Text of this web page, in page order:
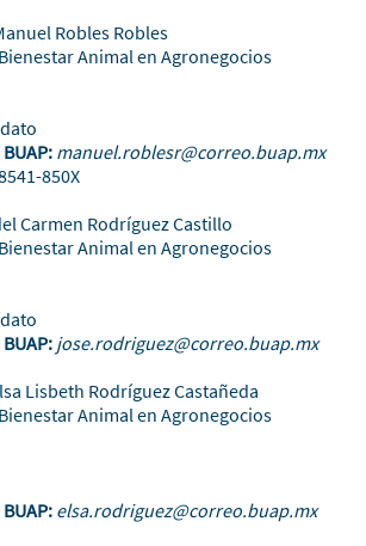
Robles Robles
Animal en Agronegocios
manuel.roblesr@correo.buap.mx
850X
Carmen Rodríguez Castillo
Animal en Agronegocios
jose.rodriguez@correo.buap.mx
Lisbeth Rodríguez Castañeda
Animal en Agronegocios
elsa.rodriguez@correo.buap.mx